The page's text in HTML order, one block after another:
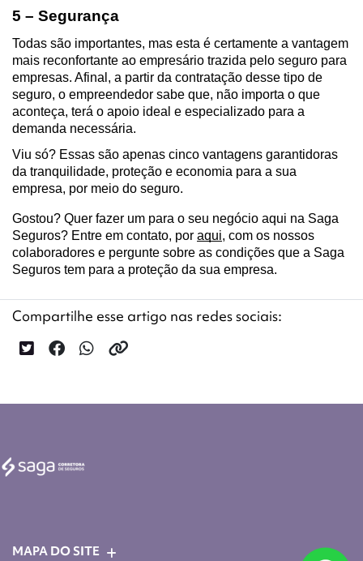
5 – Segurança
Todas são importantes, mas esta é certamente a vantagem
mais reconfortante ao empresário trazida pelo seguro para
empresas. Afinal, a partir da contratação desse tipo de
seguro, o empreendedor sabe que, não importa o que
aconteça, terá o apoio ideal e especializado para a
demanda necessária.
Viu só? Essas são apenas cinco vantagens garantidoras
da tranquilidade, proteção e economia para a sua
empresa, por meio do seguro.
Gostou? Quer fazer um para o seu negócio aqui na Saga
Seguros? Entre em contato, por aqui, com os nossos
colaboradores e pergunte sobre as condições que a Saga
Seguros tem para a proteção da sua empresa.
Compartilhe esse artigo nas redes sociais:
MAPA DO SITE